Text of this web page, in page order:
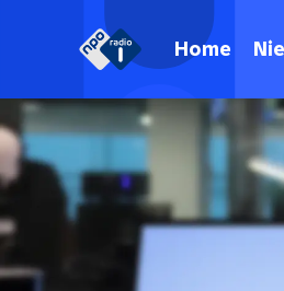
Home